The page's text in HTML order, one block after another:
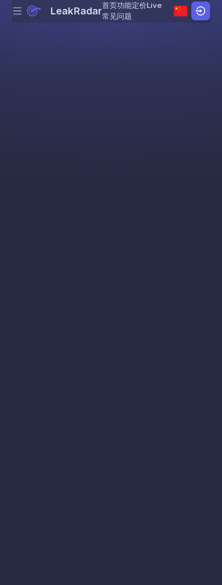
Skip to content
Menu LeakRadar首页功能定价Live
常见问题